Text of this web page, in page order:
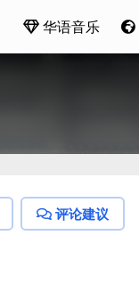
华语音乐
评论建议